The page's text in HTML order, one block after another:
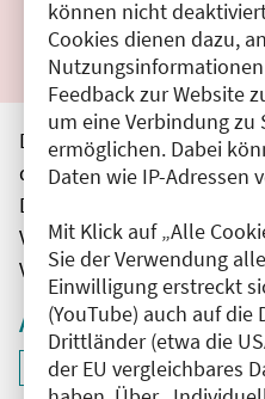
können nicht
Cookies dienen dazu,
Feedback zur Website
um eine Verbindung zu
ermöglichen. Dabei
Daten wie IP-Adressen
Mit Klick auf „Alle
Sie der Verwendung
Einwilligung erstreckt
(YouTube) auch auf
Drittländer (etwa die
der EU vergleichbares
Die hier aufgeführten
den unmittelbar vom
Die Ärztekammer Berlin
Verantwortung für den
Veranstalter.
Aktive Filter
Filter
ID: ANT-2503939
deaktivieren und